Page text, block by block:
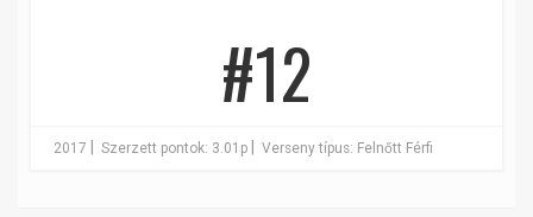
#12
2017 Szerzett pontok: 3.01p Verseny típus: Felnőtt Férfi